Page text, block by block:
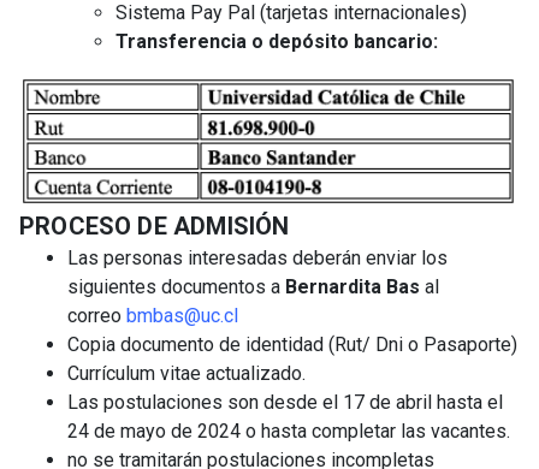
Sistema Pay Pal (tarjetas internacionales)
Transferencia o depósito bancario:
PROCESO DE ADMISIÓN
Las personas interesadas deberán enviar los
siguientes documentos a Bernardita Bas al
correo bmbas@uc.cl
Copia documento de identidad (Rut/ Dni o Pasaporte)
Currículum vitae actualizado.
Las postulaciones son desde el 17 de abril hasta el
24 de mayo de 2024 o hasta completar las vacantes.
no se tramitarán postulaciones incompletas